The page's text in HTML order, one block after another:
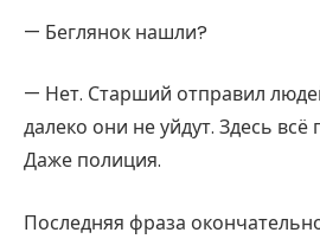
— Беглянок нашли?
— Нет. Старший отправил
далеко они не уйдут. Здесь всё
Даже полиция.
Последняя фраза